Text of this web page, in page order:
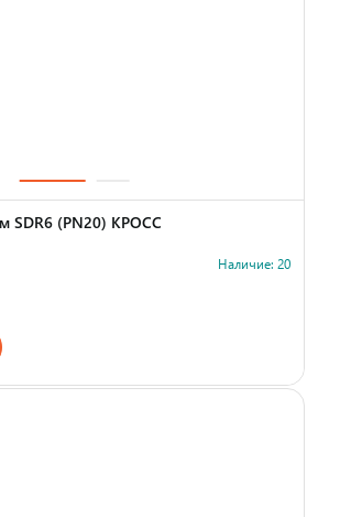
SDR6 (PN20) КРОСС
Наличие: 20